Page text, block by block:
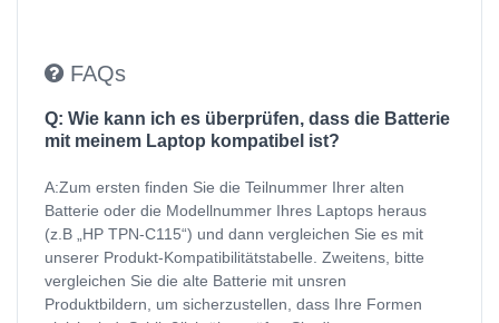
FAQs
Q: Wie kann ich es überprüfen, dass die Batterie
mit meinem Laptop kompatibel ist?
A:Zum ersten finden Sie die Teilnummer Ihrer alten
Batterie oder die Modellnummer Ihres Laptops heraus
(z.B „HP TPN-C115“) und dann vergleichen Sie es mit
unserer Produkt-Kompatibilitätstabelle. Zweitens, bitte
vergleichen Sie die alte Batterie mit unsren
Produktbildern, um sicherzustellen, dass Ihre Formen